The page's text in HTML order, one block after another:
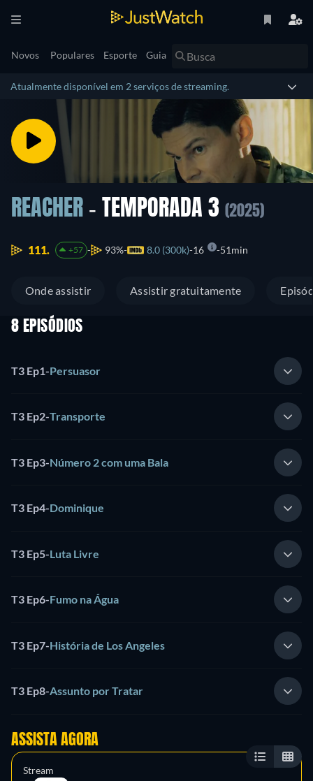
Novos Populares Esporte Guia
Atualmente disponível em 2 serviços de streaming.
REACHER - TEMPORADA 3 (2025)
111. +57 93% 8.0 (300k) 16 51min
Onde assistir Assistir gratuitamente
8 EPISÓDIOS
T3 Ep1-Persuasor
T3 Ep2-Transporte
T3 Ep3-Número 2 com uma Bala
T3 Ep4-Dominique
T3 Ep5-Luta Livre
T3 Ep6-Fumo na Água
T3 Ep7-História de Los Angeles
T3 Ep8-Assunto por Tratar
ASSISTA AGORA
Stream